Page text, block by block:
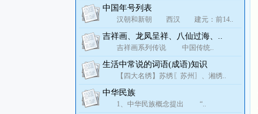
中国年号列表
汉朝和新朝 西汉 建元：前14..
吉祥画、龙凤呈祥、八仙过海、..
吉祥画系列传说 中国传统..
生活中常说的词语(成语)知识
【四大名绣】苏绣〖苏州〗、湘绣..
中华民族
1、中华民族概念提出 “..